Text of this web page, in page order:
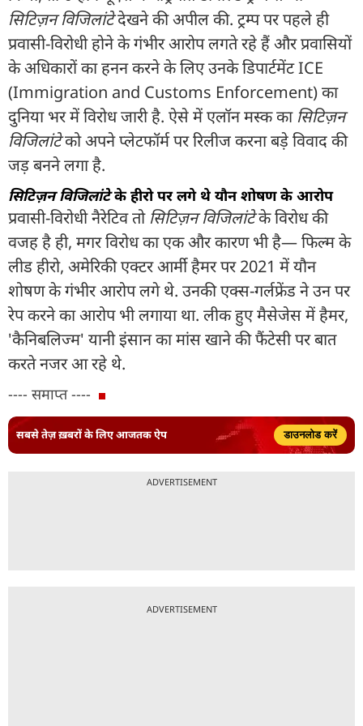
सिटिज़न विजिलांटेदेखने की अपील की. ट्रम्प पर पहले ही
प्रवासी-विरोधी होने के गंभीर आरोप लगते रहे हैं और प्रवासियों
के अधिकारों का हनन करने के लिए उनके डिपार्टमेंट ICE
(Immigration and Customs Enforcement) का
दुनिया भर में विरोध जारी है. ऐसे में एलॉन मस्क का सिटिज़न
विजिलांटेको अपने प्लेटफॉर्म पर रिलीज करना बड़े विवाद की
जड़ बनने लगा है.
सिटिज़न विजिलांटेके हीरो पर लगे थे यौन शोषण के आरोप
प्रवासी-विरोधी नैरेटिव तो सिटिज़न विजिलांटेके विरोध की
वजह है ही, मगर विरोध का एक और कारण भी है— फिल्म के
लीड हीरो, अमेरिकी एक्टर आर्मी हैमर पर 2021 में यौन
शोषण के गंभीर आरोप लगे थे. उनकी एक्स-गर्लफ्रेंड ने उन पर
रेप करने का आरोप भी लगाया था. लीक हुए मैसेजेस में हैमर,
'कैनिबलिज्म' यानी इंसान का मांस खाने की फैंटेसी पर बात
करते नजर आ रहे थे.
---- समाप्त ----
सबसे तेज़ ख़बरों के लिए आजतक ऐप डाउनलोड करें
ADVERTISEMENT
ADVERTISEMENT